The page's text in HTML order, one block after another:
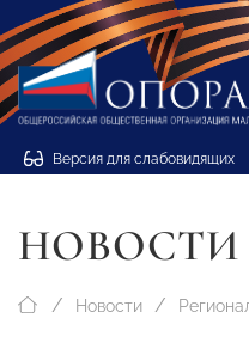
Версия для слабовидящих
НОВОСТИ
Новости